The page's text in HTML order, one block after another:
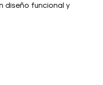
diseño funcional y